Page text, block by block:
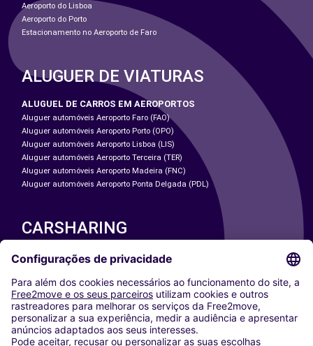
Aeroporto do Lisboa
Aeroporto do Porto
Estacionamento no Aeroporto de Faro
ALUGUER DE VIATURAS
ALUGUEL DE CARROS EM AEROPORTOS
Aluguer automóveis Aeroporto Faro (FAO)
Aluguer automóveis Aeroporto Porto (OPO)
Aluguer automóveis Aeroporto Lisboa (LIS)
Aluguer automóveis Aeroporto Terceira (TER)
Aluguer automóveis Aeroporto Madeira (FNC)
Aluguer automóveis Aeroporto Ponta Delgada (PDL)
CARSHARING
NOSSAS CIDADES
Washington DC
Milan
Rome
Turin
Vienna